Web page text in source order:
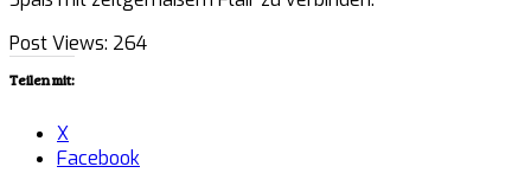
Post Views: 264
Teilen mit:
X
Facebook